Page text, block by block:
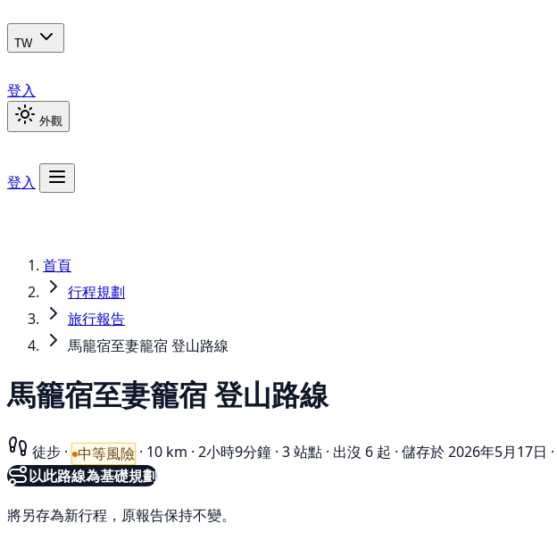
TW
登入
外觀
登入
首頁
行程規劃
旅行報告
馬籠宿至妻籠宿 登山路線
馬籠宿至妻籠宿 登山路線
徒步 · 中等風險 · 10 km · 2小時9分鐘 · 3 站點 · 出沒 6 起 · 儲存於 2026年5月17日 ·
以此路線為基礎規劃
將另存為新行程，原報告保持不變。